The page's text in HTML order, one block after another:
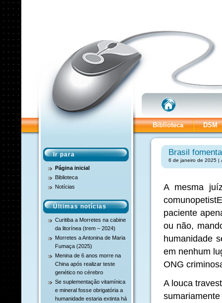
Biblioteca DSM
Ir para
Página inicial
Biblioteca
Notícias
Últimas notícias
Curitiba a Morretes na cabine
da litorínea (trem – 2024)
Morretes a Antonina de Maria
Fumaça (2025)
Menina de 6 anos morre na
China após realizar teste
genético no cérebro
Se suplementação vitamínica
e mineral fosse obrigatória a
humanidade estaria extinta há
Brasil
6 de janeiro de 2025 |
A mesma
paciente
ou não,
humanidade
em nenhum
ONG
A louca